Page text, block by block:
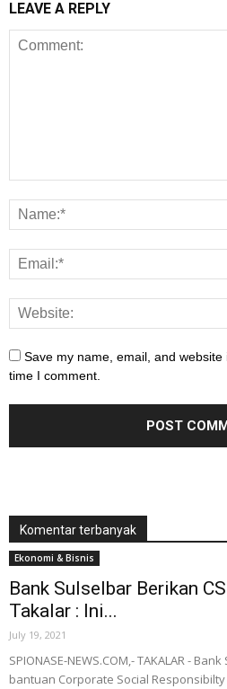
LEAVE A REPLY
Save my name, email, and
time I comment.
Komentar terbanyak
Ekonomi & Bisnis
Bank Sulselbar Berikan
Takalar : Ini...
July 19, 2021
SPIONASE-NEWS.COM,- TAKALAR -
bantuan Corporate Social Responsibilty